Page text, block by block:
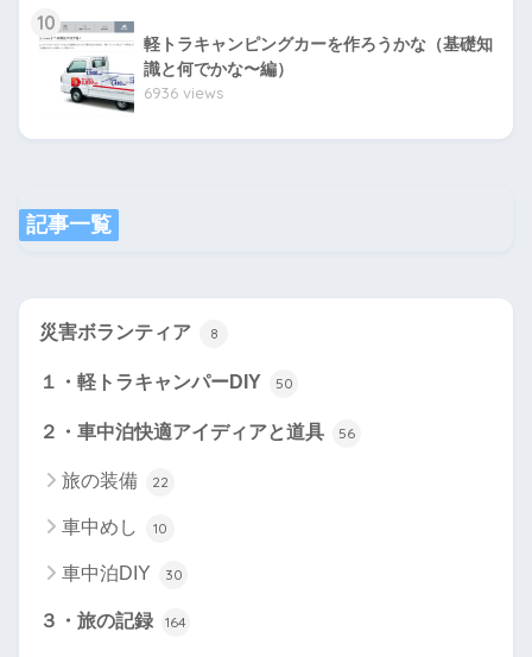
10
軽トラキャンピングカーを作ろうかな（基礎知
識と何でかな〜編）
6936 views
記事一覧
災害ボランティア 8
１・軽トラキャンパーDIY 50
２・車中泊快適アイディアと道具 56
旅の装備 22
車中めし 10
車中泊DIY 30
３・旅の記録 164